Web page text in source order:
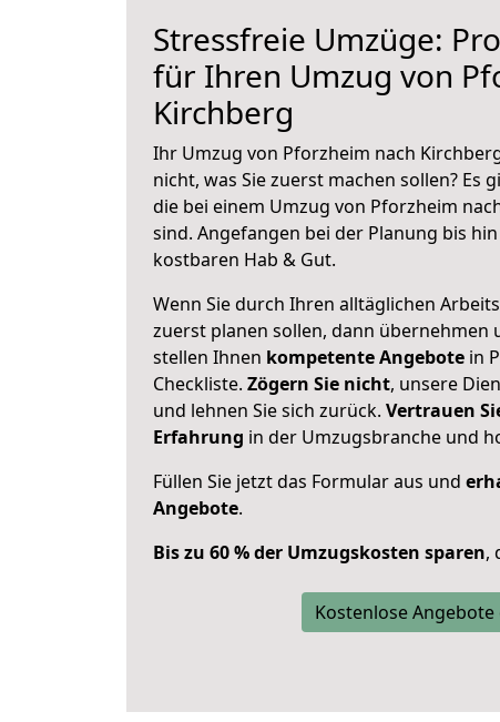
Stressfreie Umzüge:
für Ihren Umzug von
Kirchberg
Ihr Umzug von Pforzheim nach
nicht, was Sie zuerst machen sollen? Es
die bei einem Umzug von Pforzheim
sind. Angefangen bei der Planung bis
kostbaren Hab & Gut.
Wenn Sie durch Ihren alltäglichen
zuerst planen sollen, dann übernehmen
stellen Ihnen kompetente Angebote in
Checkliste. Zögern Sie nicht, unsere
und lehnen Sie sich zurück. Vertrauen
Erfahrung in der Umzugsbranche und
Füllen Sie jetzt das Formular aus und
Angebote.
Bis zu 60 % der Umzugskosten sparen,
Kostenlose